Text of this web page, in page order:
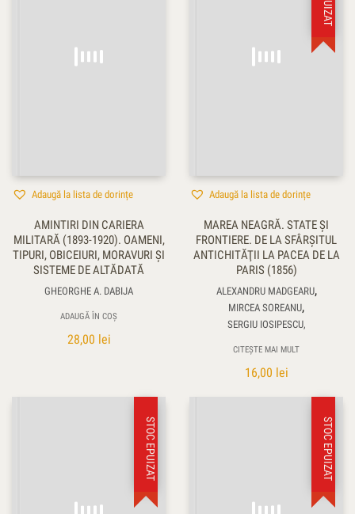
Adaugă la lista de dorințe
AMINTIRI DIN CARIERA
MILITARĂ (1893-1920). OAMENI,
TIPURI, OBICEIURI, MORAVURI ŞI
SISTEME DE ALTĂDATĂ
GHEORGHE A. DABIJA
ADAUGĂ ÎN COȘ
28,00 lei
Adaugă la lista de dorințe
MAREA NEAGRĂ. STATE ŞI
FRONTIERE. DE LA SFÂRŞITUL
ANTICHITĂŢII LA PACEA DE LA
PARIS (1856)
ALEXANDRU MADGEARU,
MIRCEA SOREANU,
SERGIU IOSIPESCU,
CITEȘTE MAI MULT
16,00 lei
STOC EPUIZAT STOC EPUIZAT